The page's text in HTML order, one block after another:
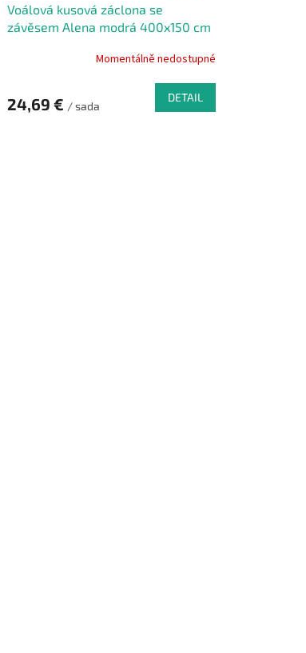
Voálová kusová záclona se
závěsem Alena modrá 400x150 cm
Momentálně nedostupné
24,69 € / sada
DETAIL